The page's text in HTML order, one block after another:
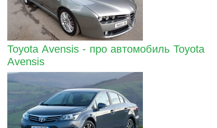
Toyota Avensis - про автомобиль Toyota
Avensis